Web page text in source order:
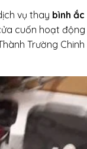
vụ thay bình
cuốn hoạt
Trường